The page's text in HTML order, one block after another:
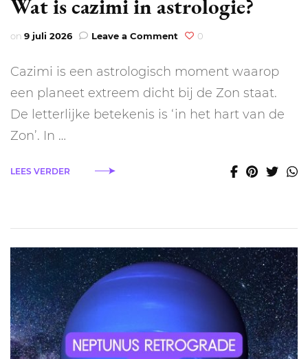
Wat is cazimi in astrologie?
on 9 juli 2026 Leave a Comment on
cazimi
in
0
Cazimi is een astrologisch moment waarop
een planeet extreem dicht bij de Zon staat.
De letterlijke betekenis is ‘in het hart van de
Zon’. In …
LEES VERDER